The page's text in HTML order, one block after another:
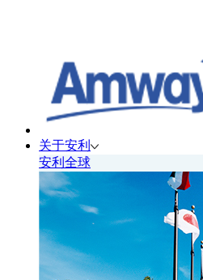
关于安利
安利全球